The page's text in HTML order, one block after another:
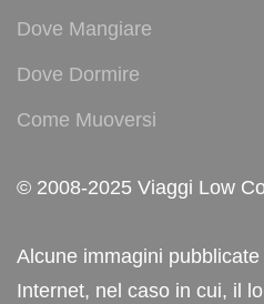
Dove Mangiare
Dove Dormire
Come Muoversi
© 2008-2025 Viaggi Low
Alcune immagini
Internet, nel caso in cui, il